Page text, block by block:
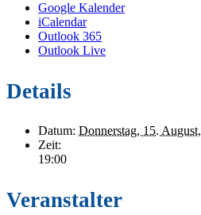
Google Kalender
iCalendar
Outlook 365
Outlook Live
Details
Datum: Donnerstag, 15. August,
Zeit:
19:00
Veranstalter